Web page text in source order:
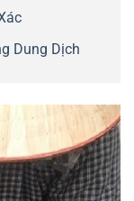
Dung Dịch